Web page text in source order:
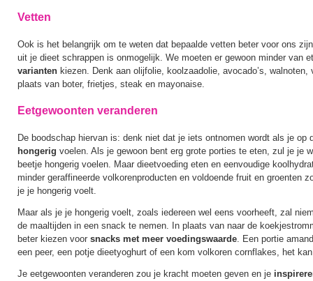
Vetten
Ook is het belangrijk om te weten dat bepaalde vetten beter voor ons
uit je dieet schrappen is onmogelijk. We moeten er gewoon minder van
varianten kiezen. Denk aan olijfolie, koolzaadolie, avocado’s,
plaats van boter, frietjes, steak en mayonaise.
Eetgewoonten veranderen
De boodschap hiervan is: denk niet dat je iets ontnomen wordt als je
hongerig voelen. Als je gewoon bent erg grote porties te eten, zul je je
beetje hongerig voelen. Maar dieetvoeding eten en eenvoudige
minder geraffineerde volkorenproducten en voldoende fruit en groenten
je je hongerig voelt.
Maar als je je hongerig voelt, zoals iedereen wel eens voorheeft, zal
de maaltijden in een snack te nemen. In plaats van naar de
beter kiezen voor snacks met meer voedingswaarde. Een portie
een peer, een potje dieetyoghurt of een kom volkoren cornflakes, het
Je eetgewoonten veranderen zou je kracht moeten geven en je